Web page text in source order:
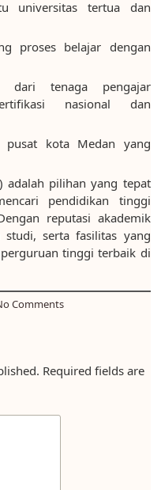
universitas tertua dan
proses belajar dengan
tenaga pengajar
nasional dan
pusat kota Medan yang
adalah pilihan yang tepat
pendidikan tinggi
reputasi akademik
serta fasilitas yang
tinggi terbaik di
Comments
Required fields are